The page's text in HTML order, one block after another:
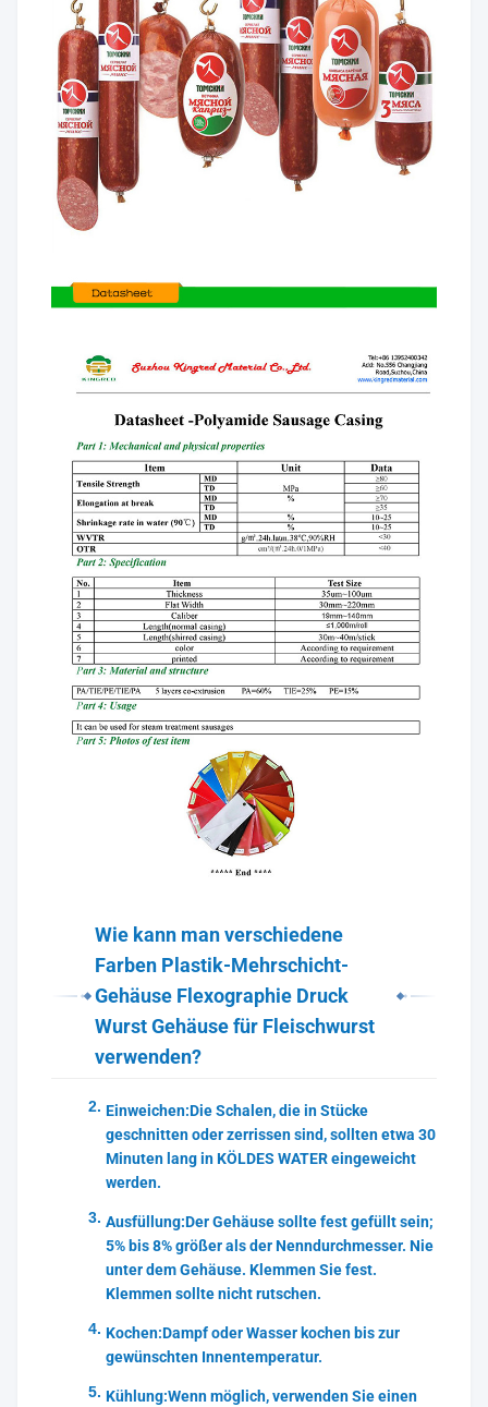
Wie kann man verschiedene
Farben Plastik-Mehrschicht-
Gehäuse Flexographie Druck
Wurst Gehäuse für Fleischwurst
verwenden?
Einweichen:Die Schalen, die in Stücke
geschnitten oder zerrissen sind, sollten etwa 30
Minuten lang in KÖLDES WATER eingeweicht
werden.
Ausfüllung:Der Gehäuse sollte fest gefüllt sein;
5% bis 8% größer als der Nenndurchmesser. Nie
unter dem Gehäuse. Klemmen Sie fest.
Klemmen sollte nicht rutschen.
Kochen:Dampf oder Wasser kochen bis zur
gewünschten Innentemperatur.
Kühlung:Wenn möglich, verwenden Sie einen